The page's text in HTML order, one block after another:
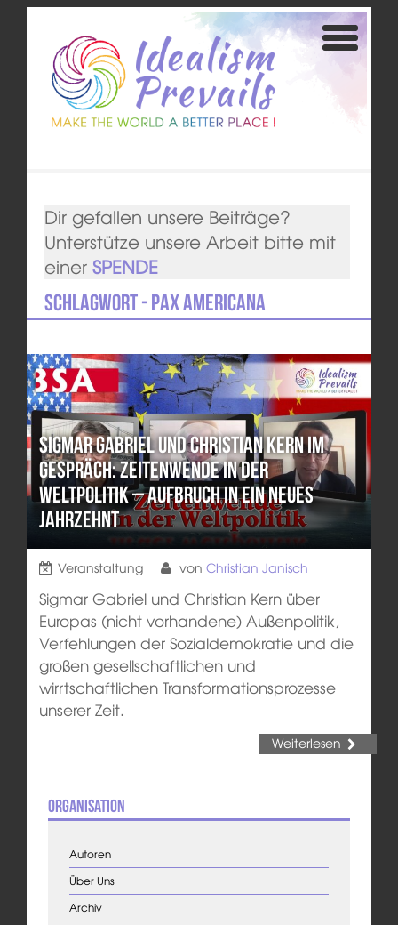
Dir gefallen unsere Beiträge?
Unterstütze unsere Arbeit bitte mit
einer SPENDE
Schlagwort - Pax Americana
Sigmar Gabriel und Christian Kern im
Gespräch: Zeitenwende in der
Weltpolitik – Aufbruch in ein neues
Jahrzehnt
Veranstaltung von Christian Janisch
Sigmar Gabriel und Christian Kern über
Europas (nicht vorhandene) Außenpolitik,
Verfehlungen der Sozialdemokratie und die
großen gesellschaftlichen und
wirrtschaftlichen Transformationsprozesse
unserer Zeit.
Weiterlesen
Organisation
Autoren
Über Uns
Archiv